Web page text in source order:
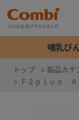
哺乳び
トップ > 製品カテ
> Ｆ２ｐｌｕｓ Ａ